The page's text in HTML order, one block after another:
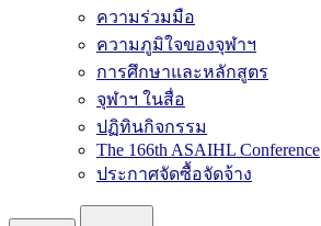
ความร่วมมือ
ความภูมิใจของจุฬาฯ
การศึกษาและหลักสูตร
จุฬาฯ ในสื่อ
ปฏิทินกิจกรรม
The 166th ASAIHL Conference
ประกาศจัดซื้อจัดจ้าง